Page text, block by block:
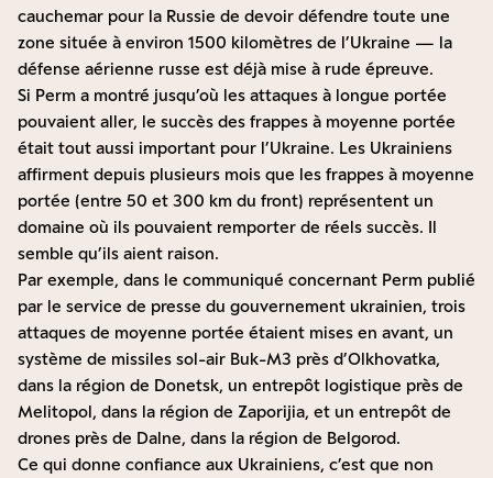
cauchemar pour la Russie de devoir défendre toute une
zone située à environ 1500 kilomètres de l’Ukraine — la
défense aérienne russe est déjà mise à rude épreuve.
Si Perm a montré jusqu’où les attaques à longue portée
pouvaient aller, le succès des frappes à moyenne portée
était tout aussi important pour l’Ukraine. Les Ukrainiens
affirment depuis plusieurs mois que les frappes à moyenne
portée (entre 50 et 300 km du front) représentent un
domaine où ils pouvaient remporter de réels succès. Il
semble qu’ils aient raison.
Par exemple, dans le communiqué concernant Perm publié
par le service de presse du gouvernement ukrainien, trois
attaques de moyenne portée étaient mises en avant, un
système de missiles sol-air Buk-M3 près d’Olkhovatka,
dans la région de Donetsk, un entrepôt logistique près de
Melitopol, dans la région de Zaporijia, et un entrepôt de
drones près de Dalne, dans la région de Belgorod.
Ce qui donne confiance aux Ukrainiens, c’est que non